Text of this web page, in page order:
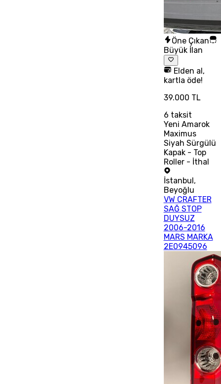
Öne Çıkan
Büyük İlan
Elden al,
kartla öde!
39.000 TL
6 taksit
Yeni Amarok
Maximus
Siyah Sürgülü
Kapak - Top
Roller - İthal
İstanbul ,
Beyoğlu
VW CRAFTER
SAĞ STOP
DUYSUZ
2006-2016
MARS MARKA
2E0945096